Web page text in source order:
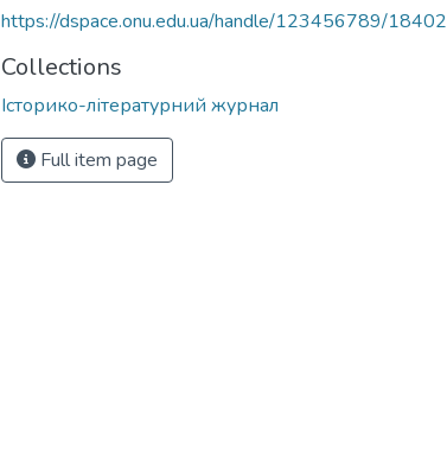
https://dspace.onu.edu.ua/handle/123456789/18402
Collections
Історико-літературний журнал
Full item page